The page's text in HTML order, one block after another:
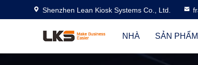
Shenzhen Lean Kiosk Systems Co., Ltd.
NHÀ SẢN PHẨM